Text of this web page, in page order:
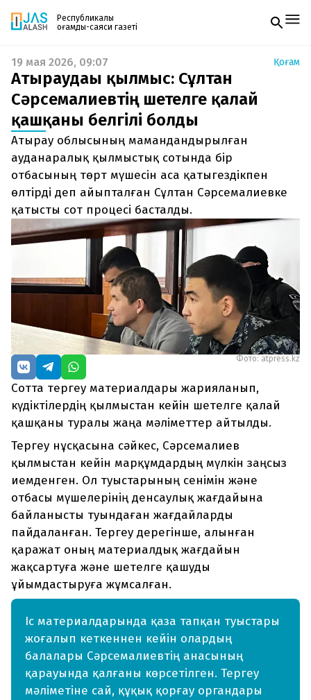
Республикалық
қоғамдық-саяси газеті
Жаңалықтар
Спорт
Live
Руханият
Аймақ
Архив
Заң және тәртіп
Редакциямен байланыс
+7 708 604 51 06
Жарнама бөлімі
+7 701 220 64 52
Пошта
zhasalash100@gmail.com
Газетке жазылу
PDF форматтағы газетті ай сайын электронды
поштаңызға алып отырыңыз. Жаңа нөмір
шыққан сәтте сізге бірден жіберіледі. Тек email
енгізіңіз, біз қалғанын өзіміз жібереміз.
19 мая 2026, 09:07 Қоғам
Атыраудағы қылмыс: Сұлтан
Сәрсемалиевтің шетелге қалай
қашқаны белгілі болды
Атырау облысының мамандандырылған
ауданаралық қылмыстық сотында бір
отбасының төрт мүшесін аса қатыгездікпен
өлтірді деп айыпталған Сұлтан Сәрсемалиевке
қатысты сот процесі басталды.
Фото: atpress.kz
Сотта тергеу материалдары жарияланып,
күдіктілердің қылмыстан кейін шетелге қалай
қашқаны туралы жаңа мәліметтер айтылды.
Тергеу нұсқасына сәйкес, Сәрсемалиев
қылмыстан кейін марқұмдардың мүлкін заңсыз
иемденген. Ол туыстарының сенімін және
отбасы мүшелерінің денсаулық жағдайына
байланысты туындаған жағдайларды
пайдаланған. Тергеу дерегінше, алынған
қаражат оның материалдық жағдайын
жақсартуға және шетелге қашуды
ұйымдастыруға жұмсалған.
Іс материалдарында қаза тапқан туыстары
жоғалып кеткеннен кейін олардың
балалары Сәрсемалиевтің анасының
қарауында қалғаны көрсетілген. Тергеу
мәліметіне сай, құқық қорғау органдары